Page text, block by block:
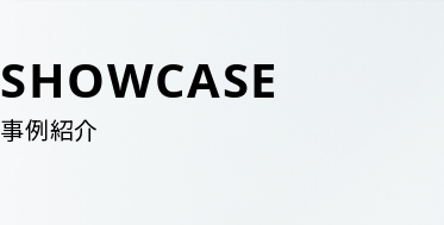
SHOWCASE
事例紹介